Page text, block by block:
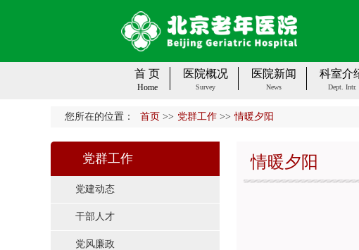
首 页
Home
医院概况
Survey
医院新闻
News
科室介
Dept. Intr.
您所在的位置： 首页 >> 党群工作 >> 情暖夕阳
党群工作
党建动态
干部人才
党风廉政
情暖夕阳